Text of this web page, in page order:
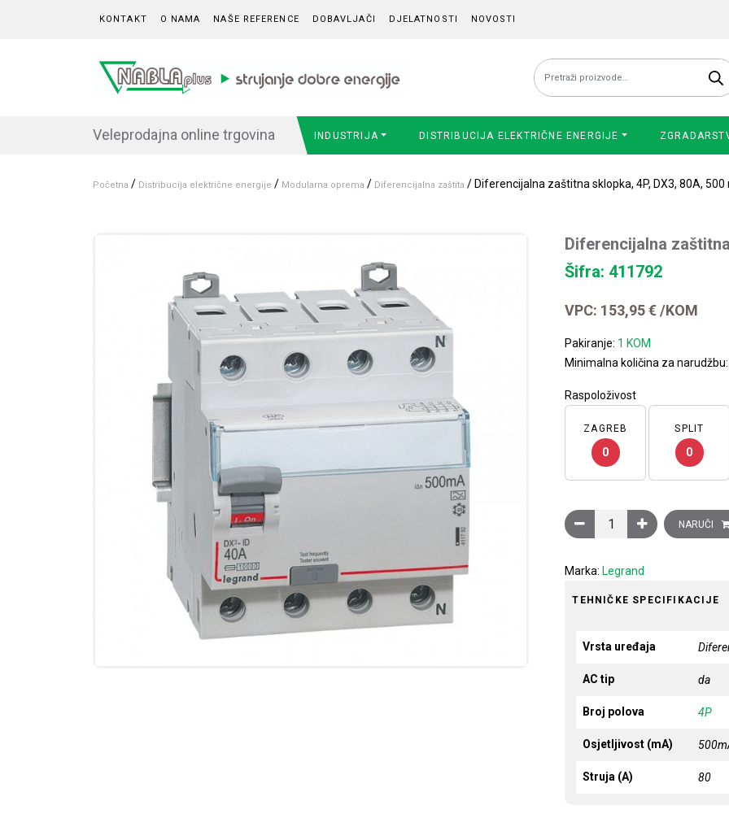
KONTAKT O NAMA NAŠE REFERENCE DOBAVLJAČI DJELATNOSTI NOVOSTI
Pretraži:
Veleprodajna online trgovina INDUSTRIJA DISTRIBUCIJA ELEKTRIČNE ENERGIJE
Početna / Distribucija električne energije / Modularna oprema / Diferencijalna zaštita / Diferencijalna zaštitna sklopka, 4P, DX3, 80A, 500
Diferencijalna
Šifra: 411792
VPC: 153,95€ /KOM
Pakiranje: 1 KOM
Minimalna količina za narudžbu:
Raspoloživost
ZAGREB
0
SPLIT
0
Diferencijalna zaštitna
NARUČI
Marka: Legrand
TEHNIČKE SPECIFIKACIJE
Vrsta uređaja
AC tip da
Broj polova 4P
Osjetljivost (mA)
Struja (A) 80